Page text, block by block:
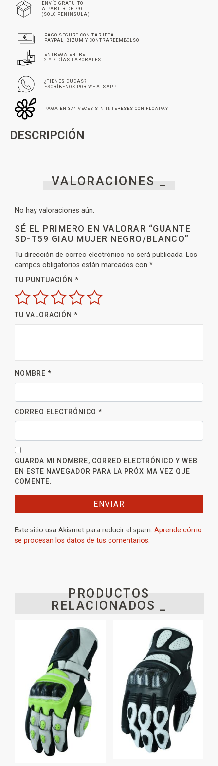
ENVÍO GRATUITO
A PARTIR DE 79€
(SOLO PENINSULA)
PAGO SEGURO CON TARJETA
PAYPAL, BIZUM Y CONTRAREEMBOLSO
ENTREGA ENTRE
2 Y 7 DÍAS LABORALES
¿TIENES DUDAS?
ESCRÍBENOS POR WHATSAPP
PAGA EN 3/4 VECES SIN INTERESES CON FLOAPAY
DESCRIPCIÓN
VALORACIONES _
No hay valoraciones aún.
SÉ EL PRIMERO EN VALORAR “GUANTE
SD-T59 GIAU MUJER NEGRO/BLANCO”
Tu dirección de correo electrónico no será publicada. Los
campos obligatorios están marcados con *
TU PUNTUACIÓN *
TU VALORACIÓN *
NOMBRE *
CORREO ELECTRÓNICO *
GUARDA MI NOMBRE, CORREO ELECTRÓNICO Y WEB
EN ESTE NAVEGADOR PARA LA PRÓXIMA VEZ QUE
COMENTE.
Este sitio usa Akismet para reducir el spam. Aprende cómo
se procesan los datos de tus comentarios.
PRODUCTOS
RELACIONADOS _